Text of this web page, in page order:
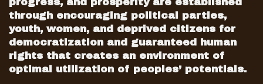
जिल्लामा गर्नुपर्ने काम पर्म लगाएजस्तो गरेर गर्नुभएको छ
भन्ने केन्द्रीय कार्यालयमा आयो भने प्रतिनिधिलाई
परिवर्तन गर्छ, फिर्ता गर्छ ।’
तीन चरणको जागरण अभियान
कांग्रेसले पार्टी जागरण अभियानलाई तीन चरणमा
progress, and prosperity are established
through encouraging political parties,
youth, women, and deprived citizens for
democratization and guaranteed human
rights that creates an environment of
optimal utilization of peoples’ potentials.